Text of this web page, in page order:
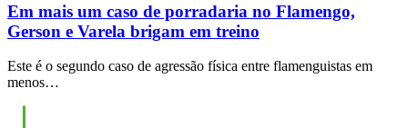
Em mais um caso de porradaria no Flamengo,
Gerson e Varela brigam em treino
Este é o segundo caso de agressão física entre flamenguistas em
menos…